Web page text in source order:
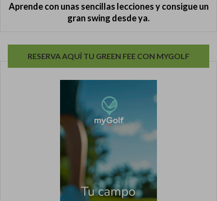
Aprende con unas sencillas lecciones y consigue un
gran swing desde ya.
RESERVA AQUÍ TU GREEN FEE CON MYGOLF